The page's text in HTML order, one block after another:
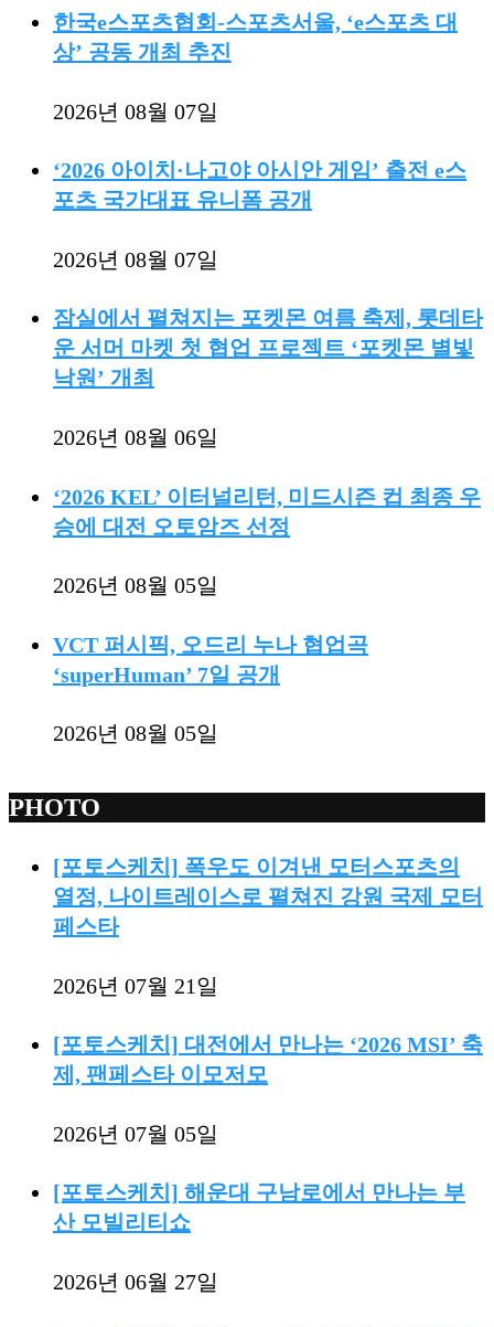
한국e스포츠협회-스포츠서울, ‘e스포츠 대
상’ 공동 개최 추진
2026년 08월 07일
‘2026 아이치·나고야 아시안 게임’ 출전 e스
포츠 국가대표 유니폼 공개
2026년 08월 07일
잠실에서 펼쳐지는 포켓몬 여름 축제, 롯데타
운 서머 마켓 첫 협업 프로젝트 ‘포켓몬 별빛
낙원’ 개최
2026년 08월 06일
‘2026 KEL’ 이터널리턴, 미드시즌 컵 최종 우
승에 대전 오토암즈 선정
2026년 08월 05일
VCT 퍼시픽, 오드리 누나 협업곡
‘superHuman’ 7일 공개
2026년 08월 05일
PHOTO
[포토스케치] 폭우도 이겨낸 모터스포츠의
열정, 나이트레이스로 펼쳐진 강원 국제 모터
페스타
2026년 07월 21일
[포토스케치] 대전에서 만나는 ‘2026 MSI’ 축
제, 팬페스타 이모저모
2026년 07월 05일
[포토스케치] 해운대 구남로에서 만나는 부
산 모빌리티쇼
2026년 06월 27일